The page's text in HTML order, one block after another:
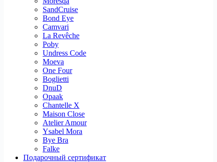
SandCruise
Bond Eye
Camvari
La Revêche
Poby
Undress Code
Moeva
One Four
Boglietti
DnuD
Opaak
Chantelle X
Maison Close
Atelier Amour
Ysabel Mora
Bye Bra
Falke
Подарочный сертификат